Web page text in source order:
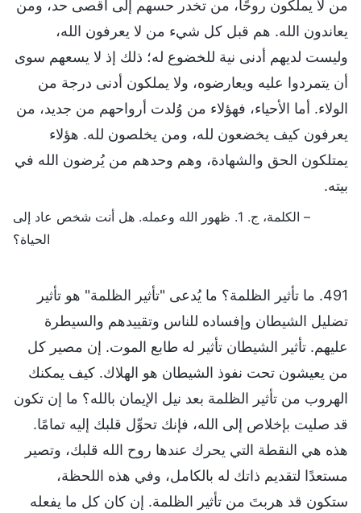
من لا يملكون روحًا، من تخدر حسهم إلى أقصى حد، ومن
يعاندون الله. هم قبل كل شيء من لا يعرفون الله،
وليست لديهم أدنى نية للخضوع له؛ ذلك إذ لا يسعهم سوى
أن يتمردوا عليه ويعارضوه، ولا يملكون أدنى درجة من
الولاء. أما الأحياء، فهؤلاء من وُلدت أرواحهم من جديد، من
يعرفون كيف يخضعون لله، ومن يخلصون لله. هؤلاء
يمتلكون الحق والشهادة، وهم وحدهم من يُرضون الله في
بيته.
– الكلمة، ج. 1. ظهور الله وعمله. هل أنت شخص عاد إلى
الحياة؟
491. ما تأثير الظلمة؟ ما يُدعى "تأثير الظلمة" هو تأثير
تضليل الشيطان وإفساده للناس وتقييدهم والسيطرة
عليهم. تأثير الشيطان تأثير له طابع الموت. إن مصير كل
من يعيشون تحت نفوذ الشيطان هو الهلاك. كيف يمكنك
الهروب من تأثير الظلمة بعد نيل الإيمان بالله؟ ما إن تكون
قد صليت بإخلاص إلى الله، فإنك تحوِّل قلبك إليه تمامًا.
هذه هي النقطة التي يحرك عندها روح الله قلبك، وتصير
مستعدًا لتقديم ذاتك له بالكامل، وفي هذه اللحظة،
ستكون قد هربتَ من تأثير الظلمة. إن كان كل ما يفعله